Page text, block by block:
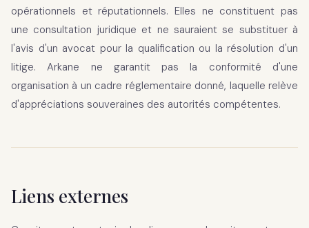
opérationnels et réputationnels. Elles ne constituent pas
une consultation juridique et ne sauraient se substituer à
l'avis d'un avocat pour la qualification ou la résolution d'un
litige. Arkane ne garantit pas la conformité d'une
organisation à un cadre réglementaire donné, laquelle relève
d'appréciations souveraines des autorités compétentes.
Liens externes